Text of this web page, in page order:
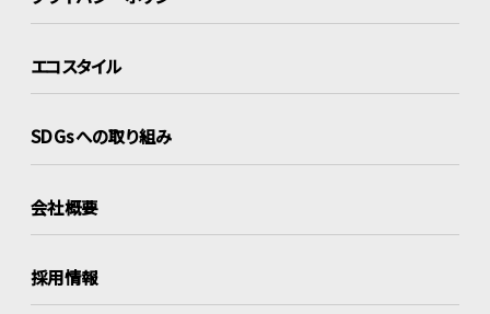
エコスタイル
SDGsへの取り組み
会社概要
採用情報